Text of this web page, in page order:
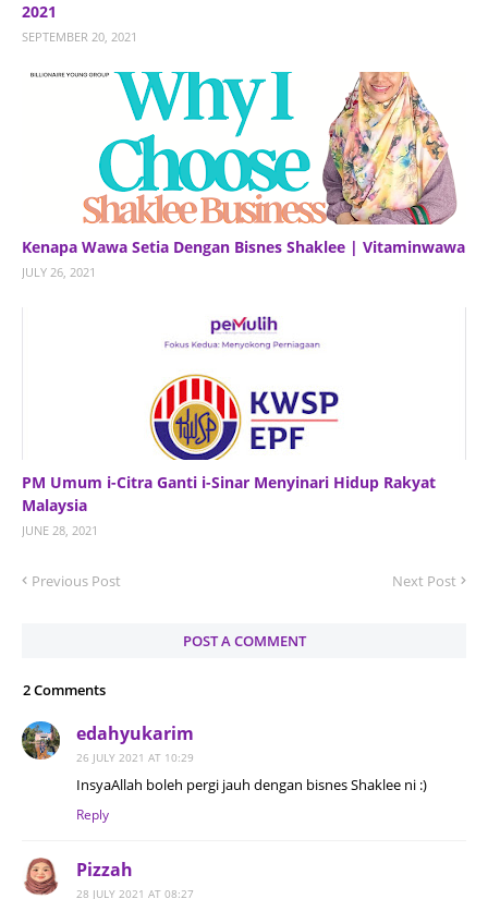
2021
SEPTEMBER 20, 2021
Kenapa Wawa Setia Dengan Bisnes Shaklee | Vitaminwawa
JULY 26, 2021
PM Umum i-Citra Ganti i-Sinar Menyinari Hidup Rakyat
Malaysia
JUNE 28, 2021
Previous Post Next Post
POST A COMMENT
2 Comments
edahyukarim
26 JULY 2021 AT 10:29
InsyaAllah boleh pergi jauh dengan bisnes Shaklee ni :)
Reply
Pizzah
28 JULY 2021 AT 08:27